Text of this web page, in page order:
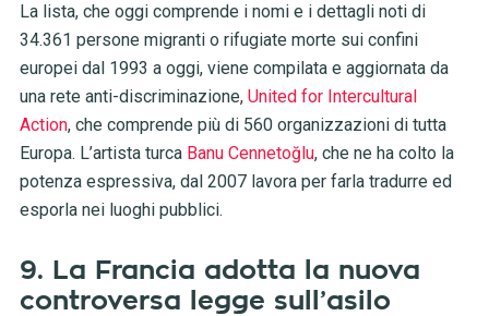
La lista, che oggi comprende i nomi e i dettagli noti di
34.361 persone migranti o rifugiate morte sui confini
europei dal 1993 a oggi, viene compilata e aggiornata da
una rete anti-discriminazione, United for Intercultural
Action, che comprende più di 560 organizzazioni di tutta
Europa. L’artista turca Banu Cennetoğlu, che ne ha colto la
potenza espressiva, dal 2007 lavora per farla tradurre ed
esporla nei luoghi pubblici.
9. La Francia adotta la nuova
controversa legge sull’asilo